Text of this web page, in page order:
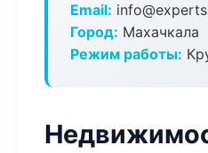
Email:
Город: Махачкала
Режим работы: